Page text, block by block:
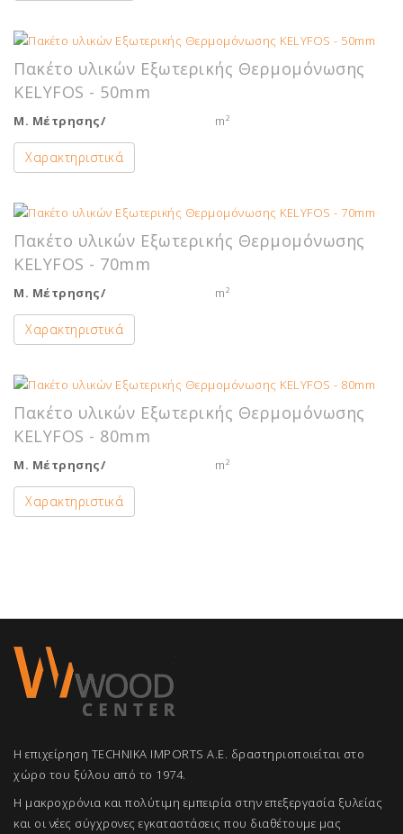
Πακέτο υλικών Εξωτερικής Θερμομόνωσης
KELYFOS - 50mm
Μ. Μέτρησης/ m²
Χαρακτηριστικά
Πακέτο υλικών Εξωτερικής Θερμομόνωσης
KELYFOS - 70mm
Μ. Μέτρησης/ m²
Χαρακτηριστικά
Πακέτο υλικών Εξωτερικής Θερμομόνωσης
KELYFOS - 80mm
Μ. Μέτρησης/ m²
Χαρακτηριστικά
Η επιχείρηση TECHNIKA IMPORTS A.E. δραστηριοποιείται στο
χώρο του ξύλου από το 1974.
Η μακροχρόνια και πολύτιμη εμπειρία στην επεξεργασία ξυλείας
και οι νέες σύγχρονες εγκαταστάσεις που διαθέτουμε μας